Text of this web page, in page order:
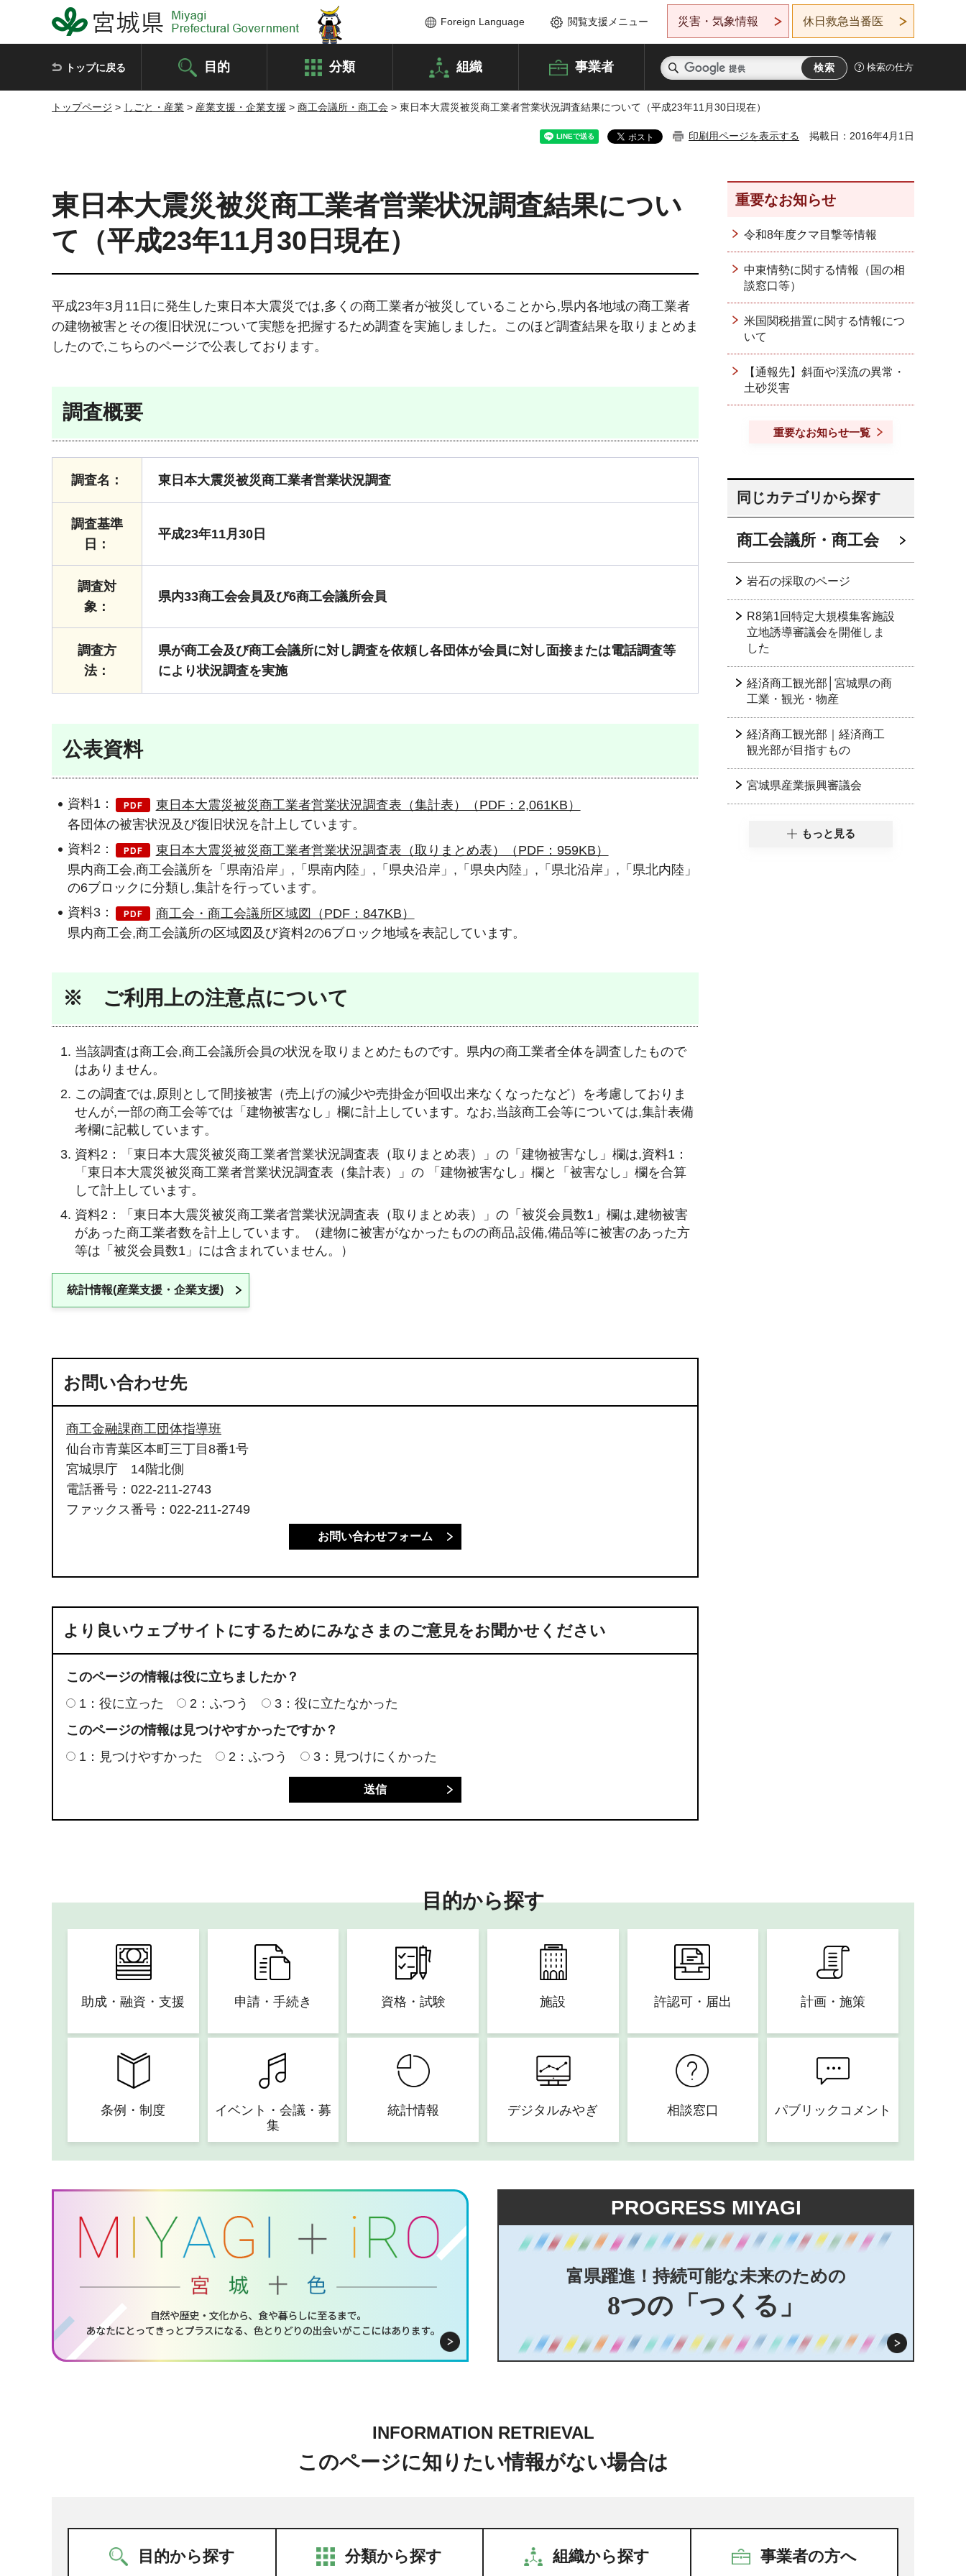
宮城県 Miyagi Prefectural Government Foreign Language 閲覧支援メニュー 災害・気象情報 休日救急当番医
トップに戻る 目的 分類 組織 事業者 検索の仕方
トップページ > しごと・産業 > 産業支援・企業支援 > 商工会議所・商工会 > 東日本大震災被災商工業者営業状況調査結果について（平成23年11月30日現在）
印刷用ページを表示する 掲載日：2016年4月1日
東日本大震災被災商工業者営業状況調査結果につい
て（平成23年11月30日現在）
平成23年3月11日に発生した東日本大震災では,多くの商工業者が被災していることから,県内各地域の商工業者
の建物被害とその復旧状況について実態を把握するため調査を実施しました。このほど調査結果を取りまとめま
したので,こちらのページで公表しております。
調査概要
調査名： 東日本大震災被災商工業者営業状況調査
調査基準
日：
平成23年11月30日
調査対
象：
県内33商工会会員及び6商工会議所会員
調査方
法：
県が商工会及び商工会議所に対し調査を依頼し各団体が会員に対し面接または電話調査等
により状況調査を実施
公表資料
資料1：
東日本大震災被災商工業者営業状況調査表（集計表）（PDF：2,061KB）
各団体の被害状況及び復旧状況を計上しています。
資料2：
東日本大震災被災商工業者営業状況調査表（取りまとめ表）（PDF：959KB）
県内商工会,商工会議所を「県南沿岸」,「県南内陸」,「県央沿岸」,「県央内陸」,「県北沿岸」,「県北内陸」
の6ブロックに分類し,集計を行っています。
資料3：
商工会・商工会議所区域図（PDF：847KB）
県内商工会,商工会議所の区域図及び資料2の6ブロック地域を表記しています。
※ ご利用上の注意点について
当該調査は商工会,商工会議所会員の状況を取りまとめたものです。県内の商工業者全体を調査したもので
はありません。
この調査では,原則として間接被害（売上げの減少や売掛金が回収出来なくなったなど）を考慮しておりま
せんが,一部の商工会等では「建物被害なし」欄に計上しています。なお,当該商工会等については,集計表備
考欄に記載しています。
資料2：「東日本大震災被災商工業者営業状況調査表（取りまとめ表）」の「建物被害なし」欄は,資料1：
「東日本大震災被災商工業者営業状況調査表（集計表）」の 「建物被害なし」欄と「被害なし」欄を合算
して計上しています。
資料2：「東日本大震災被災商工業者営業状況調査表（取りまとめ表）」の「被災会員数1」欄は,建物被害
があった商工業者数を計上しています。（建物に被害がなかったものの商品,設備,備品等に被害のあった方
等は「被災会員数1」には含まれていません。）
統計情報(産業支援・企業支援)
お問い合わせ先
商工金融課商工団体指導班
仙台市青葉区本町三丁目8番1号
宮城県庁 14階北側
電話番号：022-211-2743
ファックス番号：022-211-2749
より良いウェブサイトにするためにみなさまのご意見をお聞かせください
このページの情報は役に立ちましたか？
1：役に立った
2：ふつう
3：役に立たなかった
このページの情報は見つけやすかったですか？
1：見つけやすかった
2：ふつう 3：見つけにくかった
重要なお知らせ
令和8年度クマ目撃等情報
中東情勢に関する情報（国の相
談窓口等）
米国関税措置に関する情報につ
いて
【通報先】斜面や渓流の異常・
土砂災害
重要なお知らせ一覧
同じカテゴリから探す
商工会議所・商工会
岩石の採取のページ
R8第1回特定大規模集客施設
立地誘導審議会を開催しま
した
経済商工観光部│宮城県の商
工業・観光・物産
経済商工観光部｜経済商工
観光部が目指すもの
宮城県産業振興審議会
もっと見る
目的から探す
助成・融資・支援 申請・手続き 資格・試験 施設 許認可・届出 計画・施策
条例・制度
イベント・会議・募
集
統計情報 デジタルみやぎ 相談窓口 パブリックコメント
PROGRESS MIYAGI
富県躍進！持続可能な未来のための
8つの「つくる」
INFORMATION RETRIEVAL
このページに知りたい情報がない場合は
目的から探す 分類から探す 組織から探す 事業者の方へ